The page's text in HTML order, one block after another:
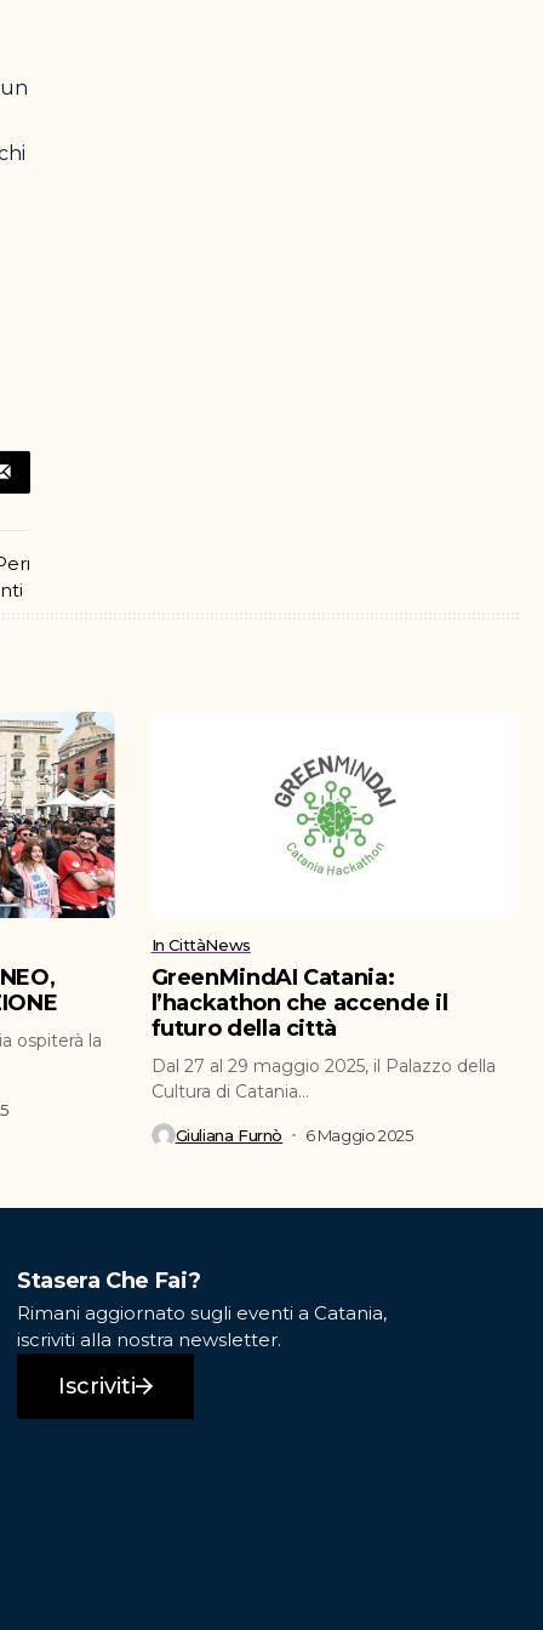
ospiterà la
In CittàNews
GreenMindAI Catania:
l’hackathon che accende il
futuro della città
Dal 27 al 29 maggio 2025, il Palazzo della
Cultura di Catania...
Giuliana Furnò 6 Maggio 2025
Stasera Che Fai?
Rimani aggiornato sugli eventi a Catania,
iscriviti alla nostra newsletter.
Iscriviti